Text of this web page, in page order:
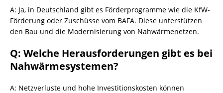
A: Ja, in Deutschland gibt es Förderprogramme wie die KfW-
Förderung oder Zuschüsse vom BAFA. Diese unterstützen
den Bau und die Modernisierung von Nahwärmenetzen.
Q: Welche Herausforderungen gibt es bei
Nahwärmesystemen?
A: Netzverluste und hohe Investitionskosten können